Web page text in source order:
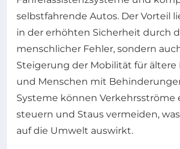
selbstfahrende Autos. Der Vorteil
in der erhöhten Sicherheit durch
menschlicher Fehler, sondern
Steigerung der Mobilität für ältere
und Menschen mit
Systeme können Verkehrsströme
steuern und Staus vermeiden,
auf die Umwelt auswirkt.